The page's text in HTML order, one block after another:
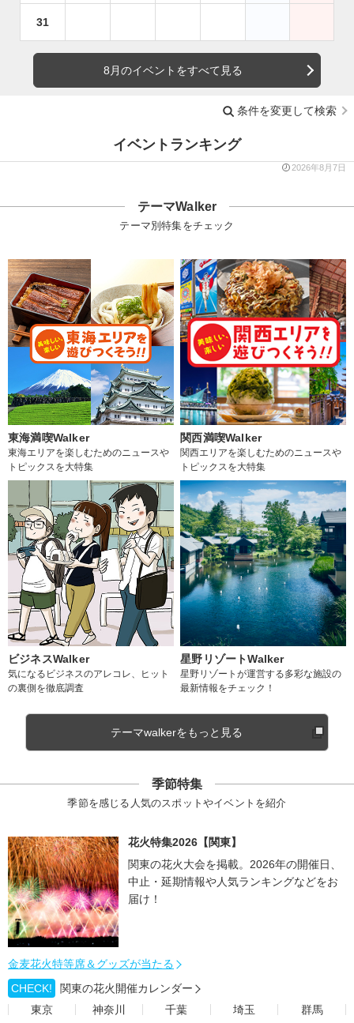
31
8月のイベントをすべて見る
条件を変更して検索
イベントランキング
2026年8月7日
テーマWalker
テーマ別特集をチェック
東海満喫Walker
東海エリアを楽しむためのニュースや
トピックスを大特集
関西満喫Walker
関西エリアを楽しむためのニュースや
トピックスを大特集
ビジネスWalker
気になるビジネスのアレコレ、ヒット
の裏側を徹底調査
星野リゾートWalker
星野リゾートが運営する多彩な施設の
最新情報をチェック！
テーマwalkerをもっと見る
季節特集
季節を感じる人気のスポットやイベントを紹介
花火特集2026【関東】
関東の花火大会を掲載。2026年の開催日、
中止・延期情報や人気ランキングなどをお
届け！
金麦花火特等席＆グッズが当たる
CHECK!
関東の花火開催カレンダー
東京
神奈川 千葉 埼玉
群馬